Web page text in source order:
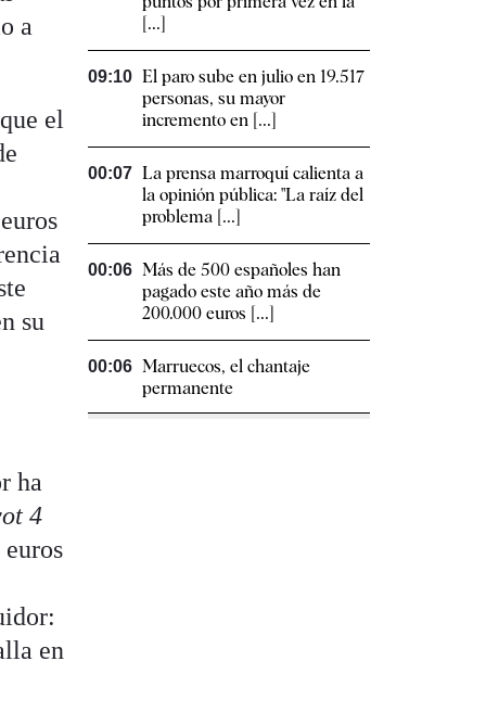
a
el
su
ha
4
en
[...]
09:10 El paro sube en julio en 19.517
personas, su mayor
incremento en [...]
00:07 La prensa marroquí calienta a
la opinión pública: "La raíz del
problema [...]
00:06 Más de 500 españoles han
pagado este año más de
200.000 euros [...]
00:06 Marruecos, el chantaje
permanente